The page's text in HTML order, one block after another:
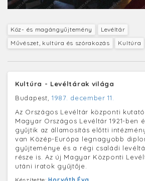
Köz- és magángyűjtemény
Levéltár
Művészet, kultúra és szórakozás
Kultúra
Kultúra - Levéltárak világa
Budapest, 1987. december 11.
Az Országos Levéltár központi
Magyar Országos Levéltár 1921-ben
gyűjtik az államosítás előtti
van Közép-Európa legnagyobb
gyűjteménye és a régi családi
része is. Az új Magyar Központi
utáni iratok gyűjtője.